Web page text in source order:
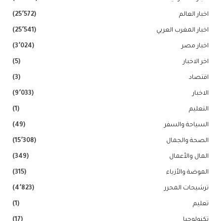
اخبار العالم (25٬572)
اخبار المغرب العربي (25٬541)
اخبار مصر (3٬024)
اخر الاخبار (5)
اقتصاد (3)
الاخبار (9٬033)
التعليم (1)
السياحة والسفر (49)
الصحة والجمال (15٬308)
المال والأعمال (349)
الموضة والأزياء (315)
ترشيحات المحرر (4٬823)
تعليم (1)